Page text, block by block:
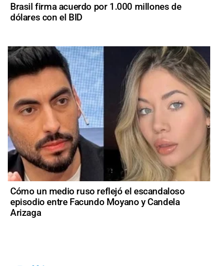
Brasil firma acuerdo por 1.000 millones de
dólares con el BID
Cómo un medio ruso reflejó el escandaloso
episodio entre Facundo Moyano y Candela
Arizaga